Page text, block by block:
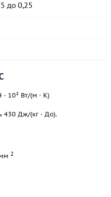
до 0,25
· 10² Вт/(м · К)
430 Дж/(кг · До).
2